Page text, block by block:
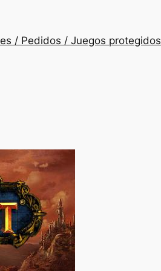
/ Pedidos / Juegos protegidos